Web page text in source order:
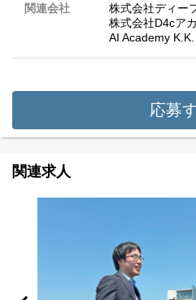
関連会社
株式会社ディー
株式会社D4cア
AI Academy K.K.
応募
関連求人